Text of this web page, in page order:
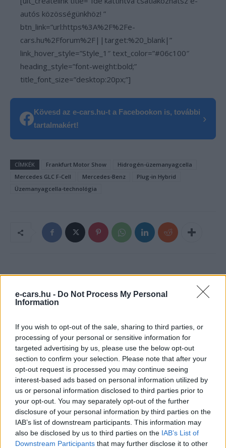
e-cars.hu - Do Not Process My Personal
Information
If you wish to opt-out of the sale, sharing to third parties, or
processing of your personal or sensitive information for
targeted advertising by us, please use the below opt-out
section to confirm your selection. Please note that after your
opt-out request is processed you may continue seeing
interest-based ads based on personal information utilized by
us or personal information disclosed to third parties prior to
your opt-out. You may separately opt-out of the further
disclosure of your personal information by third parties on the
IAB’s list of downstream participants. This information may
also be disclosed by us to third parties on the IAB’s List of
Downstream Participants that may further disclose it to other
autós közösségünkhöz! ”
btn_link=”url:https%3A%2F%2Fe-
cars.hu%2Fforum%2F||target:%20_blank|”
link_hover_style=”Style_1″ text_color=”#06c100″
heading_style=”font-weight:bold;”
title_font_size=”desktop:20px;”]
Kövesd az e-cars.hu-t a Facebookon is, további
tartalmakért!
›
CÍMKÉK Frankfurt Motor Show
Hidrogén-üzemanyagcella
Mercedes GLC F-Cell
Mercedes-Benz
Plug-in Hybrid
Üzemanyagcella-technológia
e-cars.hu
Elektromosan közlekedsz, vagy a váltáson töprengsz?
Érdekelnek a legfrissebb hírek az e-autók világából, vagy
foglalkoztatnak a legújabb fejlesztések az elektromosság és a
fenntarthatóság területén? Akkor jó helyen jársz!
KAPCSOLÓDÓ CIKKEK TÖBB A SZERZŐTŐL